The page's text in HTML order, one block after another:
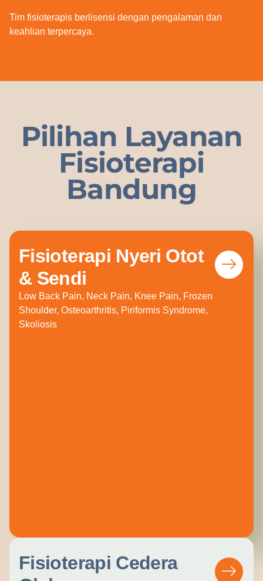
Tim fisioterapis berlisensi dengan pengalaman dan
keahlian terpercaya.
Pilihan Layanan
Fisioterapi
Bandung
Fisioterapi Nyeri Otot
& Sendi
Low Back Pain, Neck Pain, Knee Pain, Frozen
Shoulder, Osteoarthritis, Piriformis Syndrome,
Skoliosis
Fisioterapi Cedera